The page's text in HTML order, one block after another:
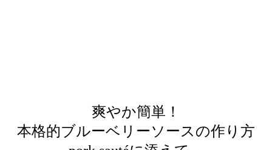
爽やか簡単！
本格的ブルーベリーソースの作り方